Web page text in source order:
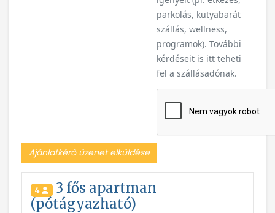
parkolás, kutyabarát
szállás, wellness,
programok). További
kérdéseit is itt teheti
fel a szállásadónak.
Ajánlatkérő üzenet elküldése
4
3 fős apartman
(pótágyazható)